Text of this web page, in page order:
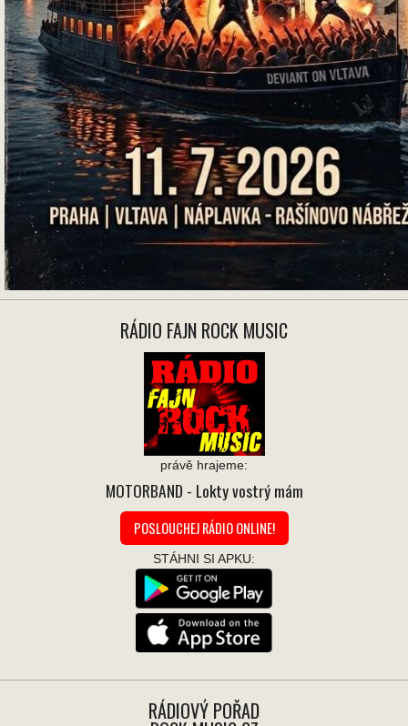
RÁDIO FAJN ROCK MUSIC
právě hrajeme:
MOTORBAND - Lokty vostrý mám
POSLOUCHEJ RÁDIO ONLINE!
STÁHNI SI APKU:
RÁDIOVÝ POŘAD